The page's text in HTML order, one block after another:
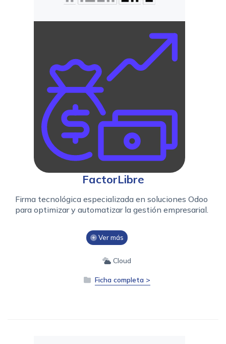
FactorLibre
Firma tecnológica especializada en soluciones Odoo
para optimizar y automatizar la gestión empresarial.
Ver más
Cloud
Ficha completa >